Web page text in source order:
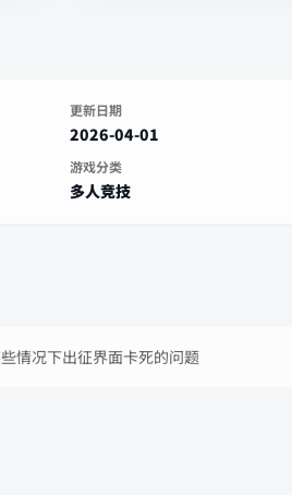
更新日期
2026-04-01
游戏分类
多人竞技
情况下出征界面卡死的问题